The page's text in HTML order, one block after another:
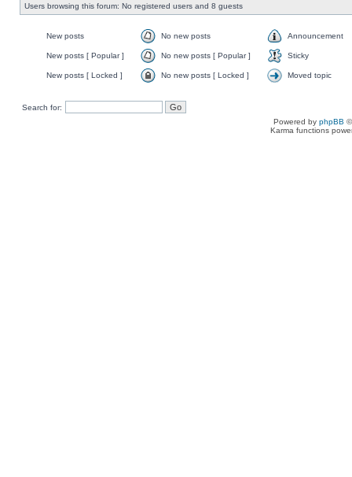
Users browsing this forum: No registered users and 8 guests
New posts No new posts Announcement
New posts [ Popular ] No new posts [ Popular ] Sticky
New posts [ Locked ] No new posts [ Locked ] Moved topic
Search for:
Powered by phpBB
Karma functions